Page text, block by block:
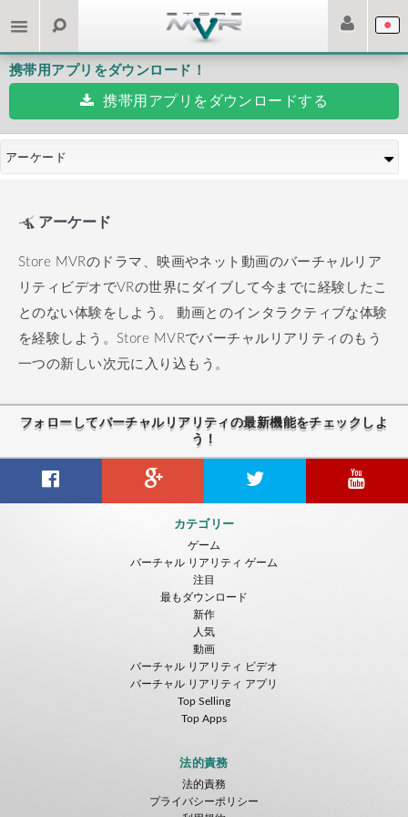
携帯用アプリをダウンロード！
携帯用アプリをダウンロードする
アーケード
アーケード
Store MVRのドラマ、映画やネット動画のバーチャルリア
リティビデオでVRの世界にダイブして今までに経験したこ
とのない体験をしよう。
動画とのインタラクティブな体験
を経験しよう。Store MVRでバーチャルリアリティのもう
一つの新しい次元に入り込もう。
フォローしてバーチャルリアリティの最新機能をチェックしよ
う！
カテゴリー
ゲーム
バーチャル リアリティ ゲーム
注目
最もダウンロード
新作
人気
動画
バーチャル リアリティ ビデオ
バーチャル リアリティ アプリ
Top Selling
Top Apps
法的責務
法的責務
プライバシーポリシー